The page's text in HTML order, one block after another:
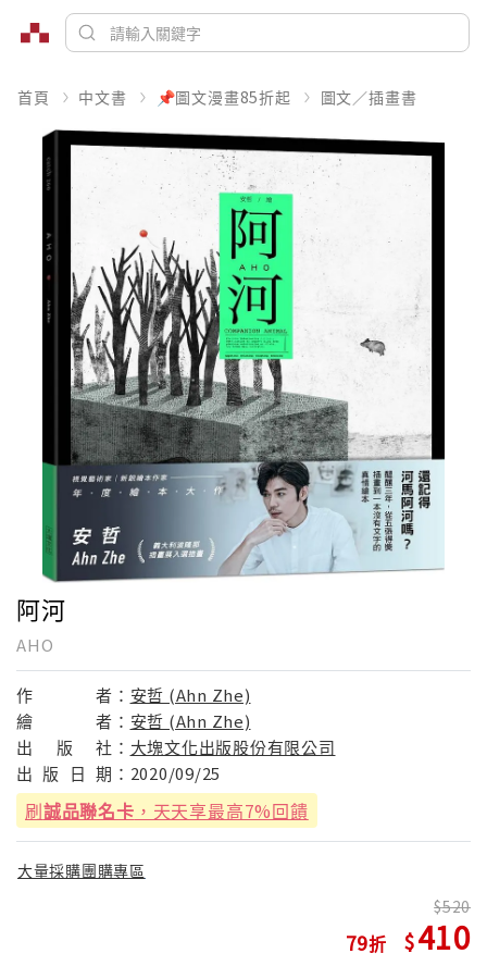
首頁 中文書 📌圖文漫畫85折起 圖文／插畫書
阿河
AHO
作 者： 安哲 (Ahn Zhe)
繪
者： 安哲 (Ahn Zhe)
出
版 社： 大塊文化出版股份有限公司
出 版 日 期： 2020/09/25
刷誠品聯名卡 ，天天享最高7%回饋
大量採購團購專區
79
520
410